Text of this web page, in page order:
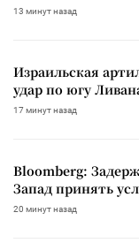
13 минут назад
Израильская
удар по югу
17 минут назад
Bloomberg:
Запад принять
20 минут назад